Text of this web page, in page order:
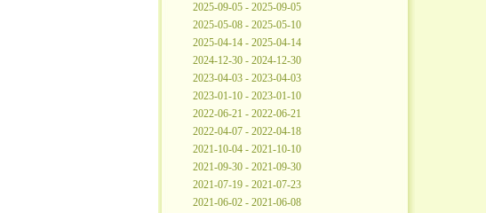
2025-09-05 - 2025-09-05
2025-05-08 - 2025-05-10
2025-04-14 - 2025-04-14
2024-12-30 - 2024-12-30
2023-04-03 - 2023-04-03
2023-01-10 - 2023-01-10
2022-06-21 - 2022-06-21
2022-04-07 - 2022-04-18
2021-10-04 - 2021-10-10
2021-09-30 - 2021-09-30
2021-07-19 - 2021-07-23
2021-06-02 - 2021-06-08